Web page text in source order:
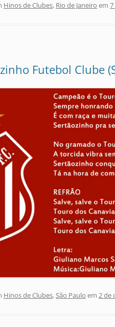
Hinos de Clubes, Rio de Janeiro em
Futebol Clube
Hinos de Clubes,São Paulo em 2 de